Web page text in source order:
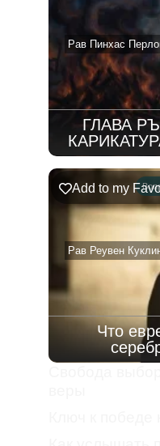
08.08.2026
Рав Пинхас
ГЛАВА
Рав Реувен
Add to my
Что